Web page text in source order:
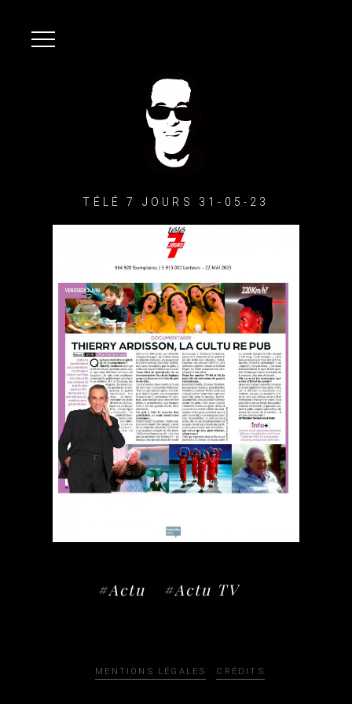
TÉLÉ 7 JOURS 31-05-23
#Actu #Actu TV
MENTIONS LÉGALES CRÉDITS